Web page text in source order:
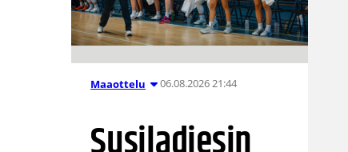
Maaottelu 06.08.2026 21:44